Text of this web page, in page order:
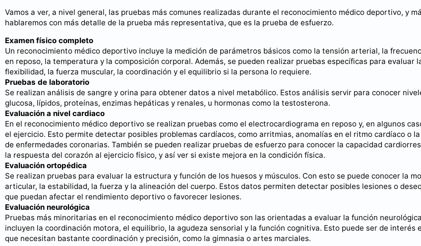
Vamos a ver, a nivel general, las pruebas más comunes realizadas durante el reconocimiento médico deportivo, y
hablaremos con más detalle de la prueba más representativa, que es la prueba de esfuerzo.
Examen físico completo
Un reconocimiento médico deportivo incluye la medición de parámetros básicos como la tensión arterial, la
en reposo, la temperatura y la composición corporal. Además, se pueden realizar pruebas específicas para evaluar
flexibilidad, la fuerza muscular, la coordinación y el equilibrio si la persona lo requiere.
Pruebas de laboratorio
Se realizan análisis de sangre y orina para obtener datos a nivel metabólico. Estos análisis servir para conocer
glucosa, lípidos, proteínas, enzimas hepáticas y renales, u hormonas como la testosterona.
Evaluación a nivel cardiaco
En el reconocimiento médico deportivo se realizan pruebas como el electrocardiograma en reposo y, en algunos
el ejercicio. Esto permite detectar posibles problemas cardíacos, como arritmias, anomalías en el ritmo cardíaco o
de enfermedades coronarias. También se pueden realizar pruebas de esfuerzo para conocer la capacidad
la respuesta del corazón al ejercicio físico, y así ver si existe mejora en la condición física.
Evaluación ortopédica
Se realizan pruebas para evaluar la estructura y función de los huesos y músculos. Con esto se puede conocer la
articular, la estabilidad, la fuerza y la alineación del cuerpo. Estos datos permiten detectar posibles lesiones o
que puedan afectar el rendimiento deportivo o favorecer lesiones.
Evaluación neurológica
Pruebas más minoritarias en el reconocimiento médico deportivo son las orientadas a evaluar la función
incluyen la coordinación motora, el equilibrio, la agudeza sensorial y la función cognitiva. Esto puede ser de interés
que necesitan bastante coordinación y precisión, como la gimnasia o artes marciales.